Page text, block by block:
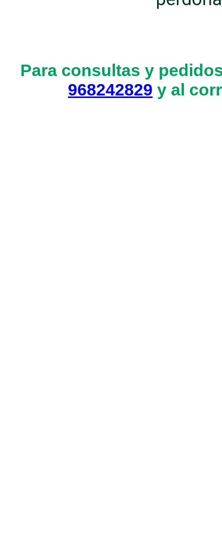
Para consultas y
968242829 y al